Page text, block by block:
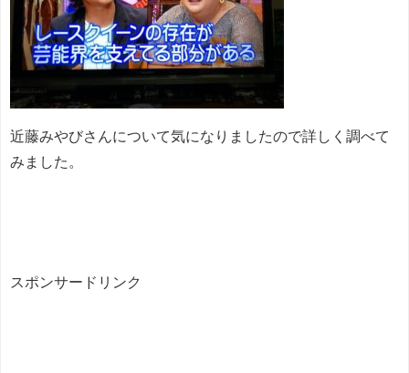
近藤みやびさんについて気になりましたので詳しく調べて
みました。
スポンサードリンク